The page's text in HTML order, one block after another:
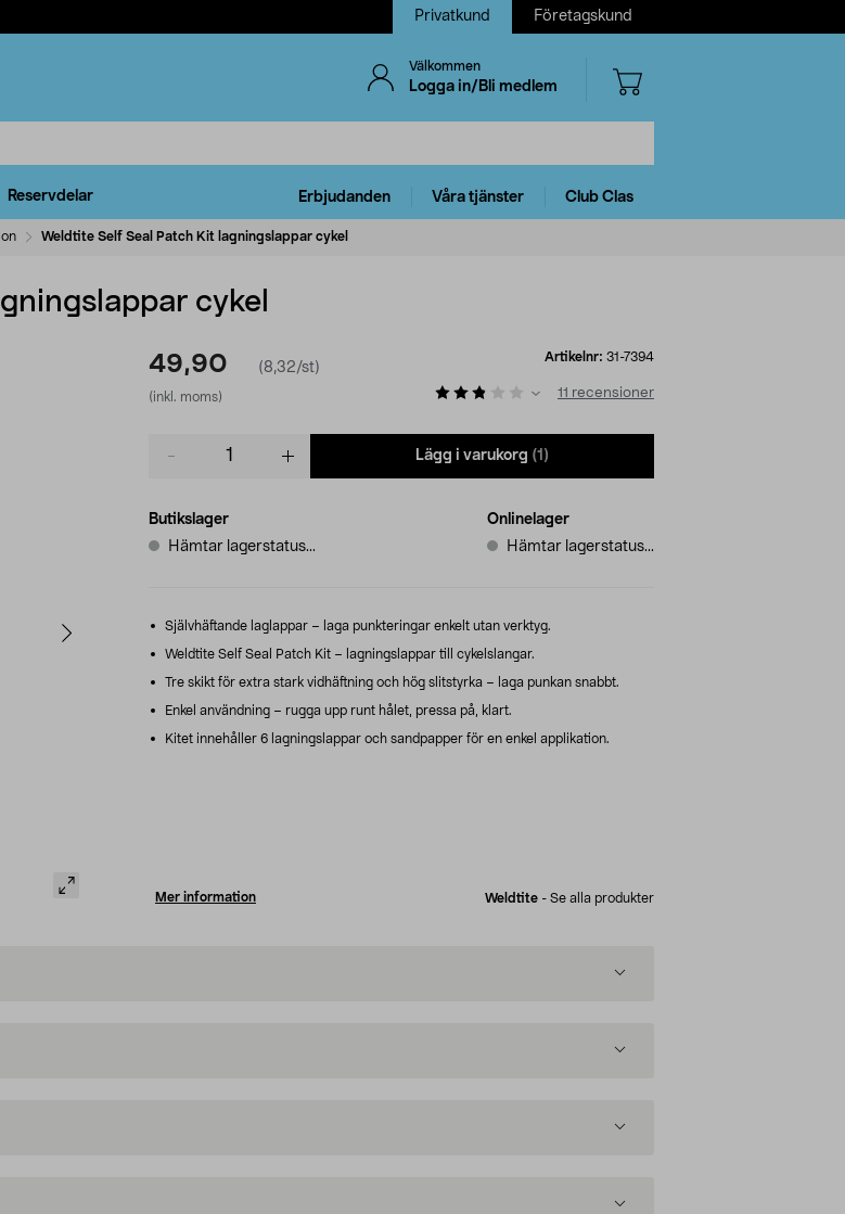
Privatkund Företagskund
Välkommen
Logga in/Bli medlem
Reservdelar Erbjudanden Våra tjänster Club Clas
Weldtite Self Seal Patch Kit lagningslappar cykel
cykel
49,90 (8,32/st)
(inkl. moms)
Artikelnr: 31-7394
11 recensioner
Lägg i varukorg (1)
Butikslager
Hämtar lagerstatus...
Onlinelager
Hämtar lagerstatus...
Självhäftande laglappar – laga punkteringar enkelt utan verktyg.
Weldtite Self Seal Patch Kit – lagningslappar till cykelslangar.
Tre skikt för extra stark vidhäftning och hög slitstyrka – laga punkan snabbt.
Enkel användning – rugga upp runt hålet, pressa på, klart.
Kitet innehåller 6 lagningslappar och sandpapper för en enkel applikation.
Mer information Weldtite - Se alla produkter